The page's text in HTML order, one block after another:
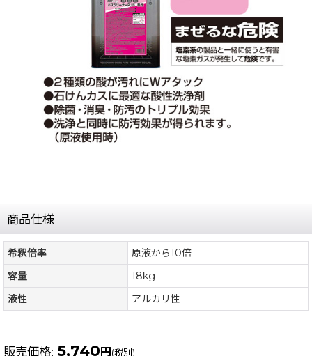
商品仕様
希釈倍率
原液から10倍
容量
18kg
液性
アルカリ性
販売価格: 5,740円(税別)